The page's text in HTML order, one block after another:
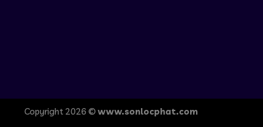
Copyright 2026 © www.sonlocphat.com